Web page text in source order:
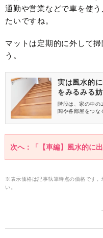
通勤や営業などで車を使
たいですね。
マットは定期的に外して
う。
実は風水的
をみるみる
階段は、家の中の
関や各部屋をつな
妨げるものをご紹
次へ：「【車編】風水的に
※表示価格は記事執筆時点の価格です。
い。